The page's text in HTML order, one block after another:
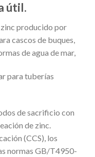
útil.
producido por
cascos de buques,
de agua de mar,
para tuberías
de sacrificio con
de zinc.
(CCS), los
normas GB/T4950-